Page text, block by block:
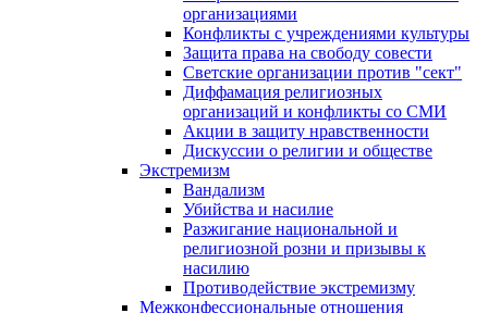
организациями
Конфликты с учреждениями культуры
Защита права на свободу совести
Светские организации против "сект"
Диффамация религиозных
организаций и конфликты со СМИ
Акции в защиту нравственности
Дискуссии о религии и обществе
Экстремизм
Вандализм
Убийства и насилие
Разжигание национальной и
религиозной розни и призывы к
насилию
Противодействие экстремизму
Межконфессиональные отношения